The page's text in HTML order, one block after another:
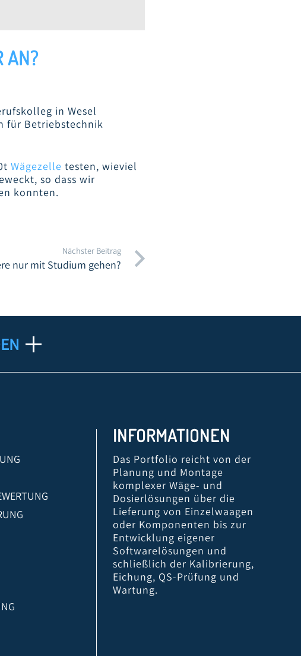
AN?
in Wesel
für Betriebstechnik
Wägezelle testen, wieviel
so dass wir
konnten.
Nächster Beitrag
nur mit Studium gehen?
INFORMATIONEN
Das Portfolio reicht von der
Planung und Montage
komplexer Wäge- und
Dosierlösungen über die
Lieferung von Einzelwaagen
oder Komponenten bis zur
Entwicklung eigener
Softwarelösungen und
schließlich der Kalibrierung,
Eichung, QS-Prüfung und
Wartung.